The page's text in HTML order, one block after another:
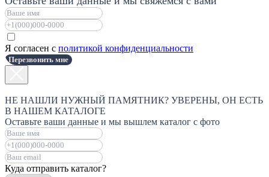
Я согласен с политикой конфиденциальности
Перезвонить мне
НЕ НАШЛИ НУЖНЫЙ ПАМЯТНИК? УВЕРЕНЫ, ОН ЕСТЬ
В НАШЕМ КАТАЛОГЕ
Оставьте ваши данные и мы вышлем каталог с фото
Куда отправить каталог?